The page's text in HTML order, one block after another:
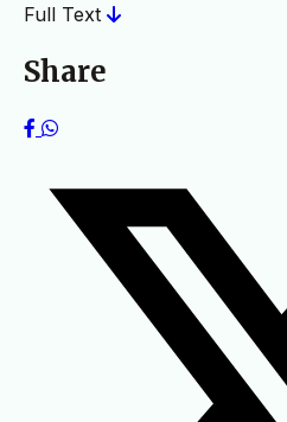
Full Text
Share